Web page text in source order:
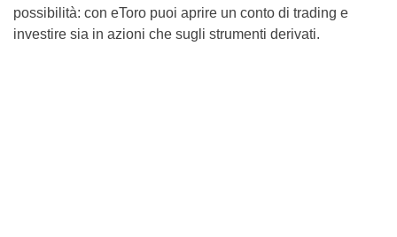
possibilità: con eToro puoi aprire un conto di trading e
investire sia in azioni che sugli strumenti derivati.